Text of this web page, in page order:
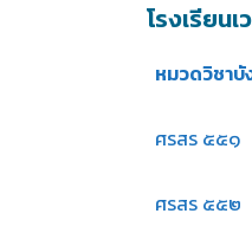
โรงเรียน
หมวดวิชาบั
ศรสร ๕๕๑
ศรสร ๕๕๒